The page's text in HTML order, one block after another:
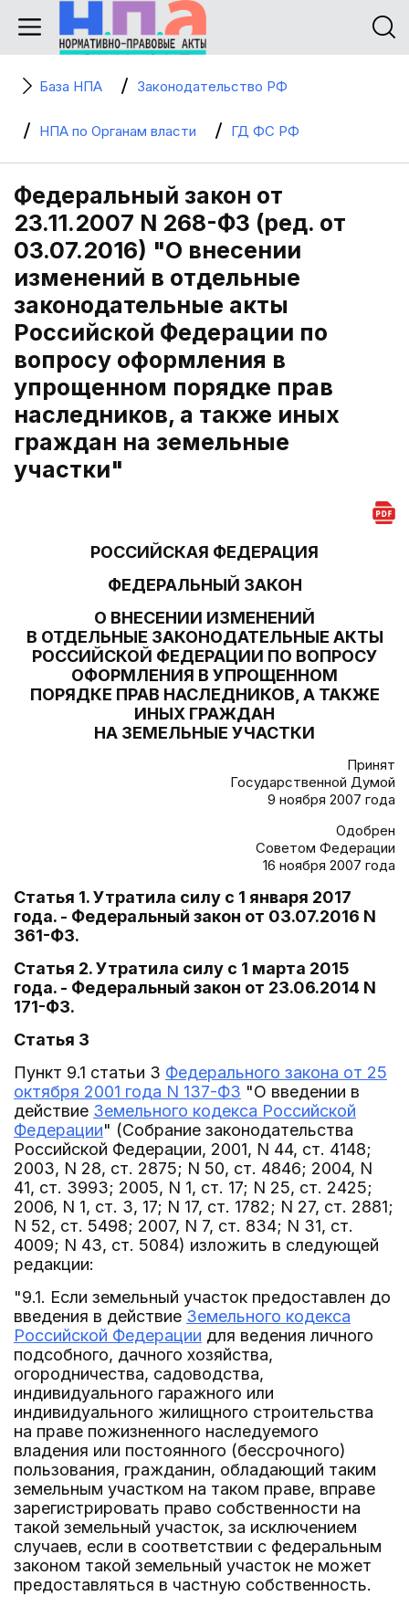
База НПА Законодательство РФ
НПА по Органам власти ГД ФС РФ
Федеральный закон от
23.11.2007 N 268-ФЗ (ред. от
03.07.2016) "О внесении
изменений в отдельные
законодательные акты
Российской Федерации по
вопросу оформления в
упрощенном порядке прав
наследников, а также иных
граждан на земельные
участки"
РОССИЙСКАЯ ФЕДЕРАЦИЯ
ФЕДЕРАЛЬНЫЙ ЗАКОН
О ВНЕСЕНИИ ИЗМЕНЕНИЙ
В ОТДЕЛЬНЫЕ ЗАКОНОДАТЕЛЬНЫЕ АКТЫ
РОССИЙСКОЙ ФЕДЕРАЦИИ ПО ВОПРОСУ
ОФОРМЛЕНИЯ В УПРОЩЕННОМ
ПОРЯДКЕ ПРАВ НАСЛЕДНИКОВ, А ТАКЖЕ
ИНЫХ ГРАЖДАН
НА ЗЕМЕЛЬНЫЕ УЧАСТКИ
Принят
Государственной Думой
9 ноября 2007 года
Одобрен
Советом Федерации
16 ноября 2007 года
Статья 1. Утратила силу с 1 января 2017
года. - Федеральный закон от 03.07.2016 N
361-ФЗ.
Статья 2. Утратила силу с 1 марта 2015
года. - Федеральный закон от 23.06.2014 N
171-ФЗ.
Статья 3
Пункт 9.1 статьи 3 Федерального закона от 25
октября 2001 года N 137-ФЗ "О введении в
действие Земельного кодекса Российской
Федерации" (Собрание законодательства
Российской Федерации, 2001, N 44, ст. 4148;
2003, N 28, ст. 2875; N 50, ст. 4846; 2004, N
41, ст. 3993; 2005, N 1, ст. 17; N 25, ст. 2425;
2006, N 1, ст. 3, 17; N 17, ст. 1782; N 27, ст. 2881;
N 52, ст. 5498; 2007, N 7, ст. 834; N 31, ст.
4009; N 43, ст. 5084) изложить в следующей
редакции:
"9.1. Если земельный участок предоставлен до
введения в действие Земельного кодекса
Российской Федерации для ведения личного
подсобного, дачного хозяйства,
огородничества, садоводства,
индивидуального гаражного или
индивидуального жилищного строительства
на праве пожизненного наследуемого
владения или постоянного (бессрочного)
пользования, гражданин, обладающий таким
земельным участком на таком праве, вправе
зарегистрировать право собственности на
такой земельный участок, за исключением
случаев, если в соответствии с федеральным
законом такой земельный участок не может
предоставляться в частную собственность.